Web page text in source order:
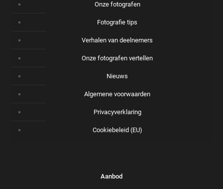
Onze fotografen
Fotografie tips
Verhalen van deelnemers
Onze fotografen vertellen
Nieuws
Algemene voorwaarden
Privacyverklaring
Cookiebeleid (EU)
Aanbod